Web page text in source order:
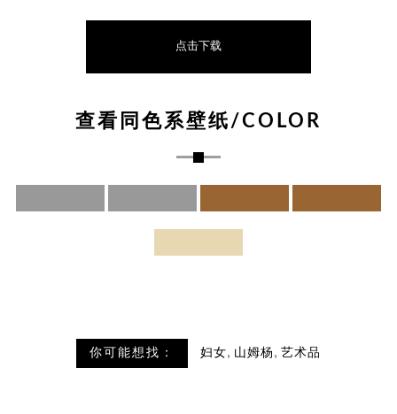
点击下载
查看同色系壁纸/COLOR
你可能想找： 妇女, 山姆杨 , 艺术品